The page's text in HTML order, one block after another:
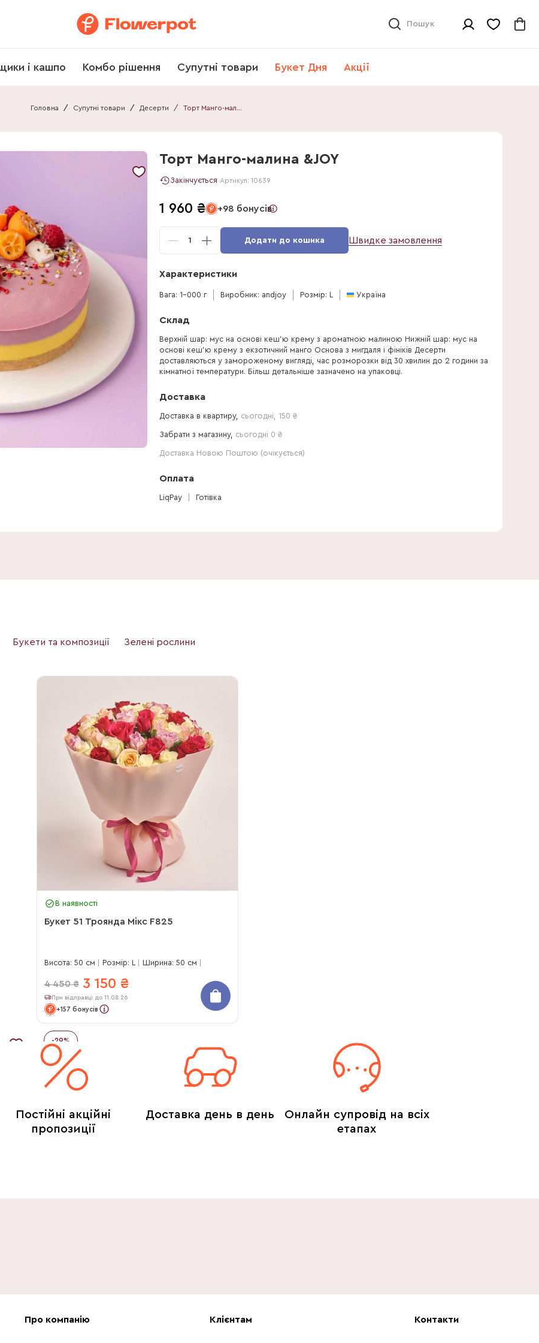
Пошук
і кашпо Комбо рішення Супутні товари Букет Дня Акції
Головна / Супутні товари / Десерти / Торт Манго-малина &JOY
Торт Манго-малина &JOY
Закінчується Артикул: 10639
1 960 ₴ +98 бонусів
1 Додати до кошика Швидке замовлення
Характеристики
Вага: 1-000 г Виробник: andjoy Розмір: L Україна
Склад
Верхній шар: мус на основі кеш’ю крему з ароматною малиною Нижній шар: мус на
основі кеш’ю крему з екзотичний манго Основа з мигдаля і фініків Десерти
доставляються у замороженому вигляді, час розморозки від 30 хвилин до 2 години за
кімнатної температури. Більш детальніше зазначено на упаковці.
Доставка
Доставка в квартиру, сьогодні 150 ₴
Забрати з магазину, сьогодні 0 ₴
Доставка Новою Поштою (очікується)
Оплата
LiqPay Готівка
Букети та композиції Зелені рослини
В наявності
Букет 51 Троянда Мікс F825
Висота: 50 см Розмір: L Ширина: 50 см
4 450 ₴ 3 150 ₴
При відправці до 11.08.26
+157 бонусів
-29%
Постійні акційні
пропозиції
Доставка день в день
Онлайн супровід на всіх
етапах
Про компанію Клієнтам Контакти